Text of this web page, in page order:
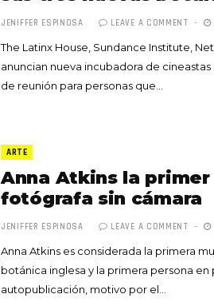
JENIFFER ESPINOSA LEAVE A COMMENT
The Latinx House, Sundance Institute,
anuncian nueva incubadora de cineastas
de reunión para personas que…
ARTE
Anna Atkins la
fotógrafa sin cámara
JENIFFER ESPINOSA LEAVE A COMMENT
Anna Atkins es considerada la primera
botánica inglesa y la primera persona en
autopublicación, motivo por el…